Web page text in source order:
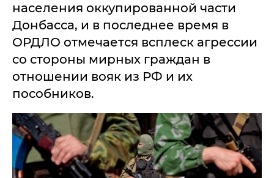
населения оккупированной части
Донбасса, и в последнее время в
ОРДЛО отмечается всплеск агрессии
со стороны мирных граждан в
отношении вояк из РФ и их
пособников.